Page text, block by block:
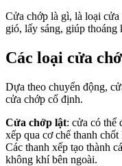
Cửa chớp là gì, là loại
gió, lấy sáng, giúp thoáng
Các loại cửa
Dựa theo chuyển động,
cửa chớp cố định.
Cửa chớp lật: cửa có thể
xếp qua cơ chế thanh
Các thanh xếp tạo thành
không khí bên ngoài.